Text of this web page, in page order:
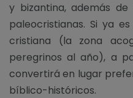
y bizantina, además
paleocristianas. Si ya
cristiana (la zona
peregrinos al año), a
convertirá en lugar
bíblico-históricos.